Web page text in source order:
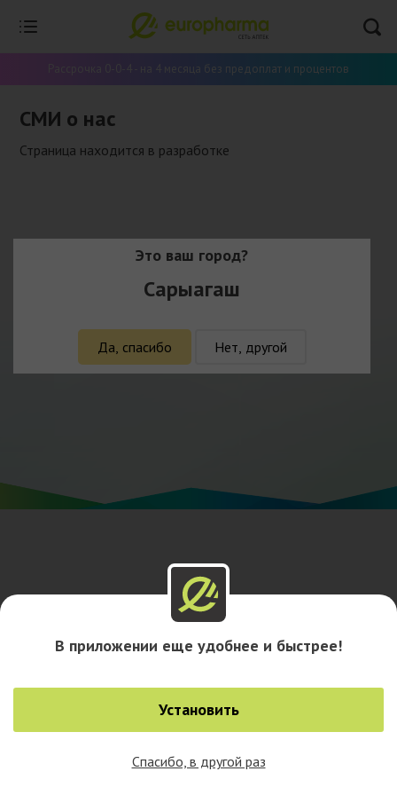
0
Рассрочка 0-0-4 - на 4 месяца без предоплат и процентов
СМИ о нас
Страница находится в разработке
В приложении еще удобнее и быстрее!
Установить
Спасибо, в другой раз
Это ваш город?
Сарыагаш
Да, спасибо Нет, другой